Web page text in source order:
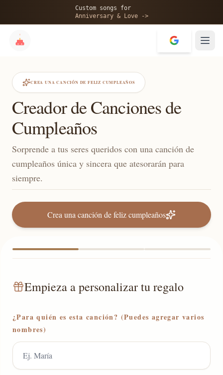
Custom songs for
Anniversary & Love ->
CREA UNA CANCIÓN DE FELIZ CUMPLEAÑOS
Creador de Canciones de
Cumpleaños
Sorprende a tus seres queridos con una canción de
cumpleaños única y sincera que atesorarán para
siempre.
Crea una canción de feliz cumpleaños
Empieza a personalizar tu regalo
¿Para quién es esta canción? (Puedes agregar varios
nombres)